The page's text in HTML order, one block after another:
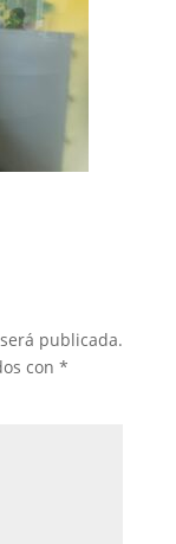
publicada.
con *